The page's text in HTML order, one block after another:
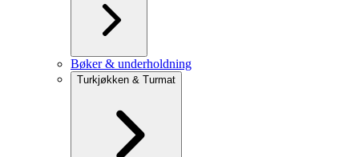
Bøker & underholdning
Turkjøkken & Turmat